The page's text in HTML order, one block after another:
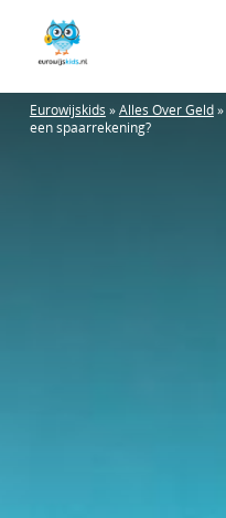
Overslaan
inhoud
Eurowijskids »Alles Over Geld»
een spaarrekening?